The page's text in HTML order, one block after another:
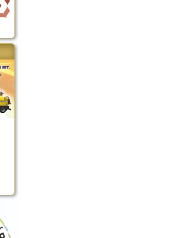
Szent István Ünnepe
(2017. 08. 20.)